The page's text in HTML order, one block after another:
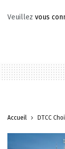
Veuillez vous
Accueil DTCC